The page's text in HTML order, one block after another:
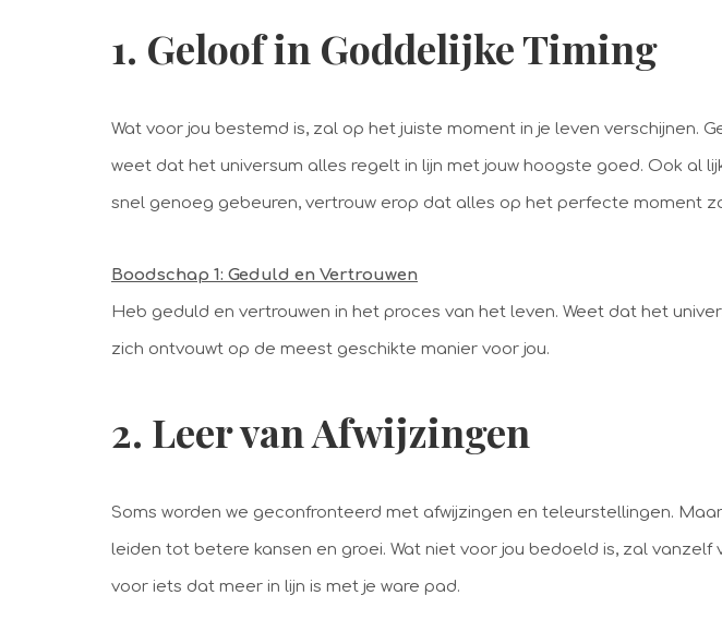
1. Geloof in Goddelijke Timing
Wat voor jou bestemd is, zal op het juiste moment in je leven verschijnen.
weet dat het universum alles regelt in lijn met jouw hoogste goed. Ook al
snel genoeg gebeuren, vertrouw erop dat alles op het perfecte moment
Boodschap 1: Geduld en Vertrouwen
Heb geduld en vertrouwen in het proces van het leven. Weet dat het
zich ontvouwt op de meest geschikte manier voor jou.
2. Leer van Afwijzingen
Soms worden we geconfronteerd met afwijzingen en teleurstellingen.
leiden tot betere kansen en groei. Wat niet voor jou bedoeld is, zal vanzelf
voor iets dat meer in lijn is met je ware pad.